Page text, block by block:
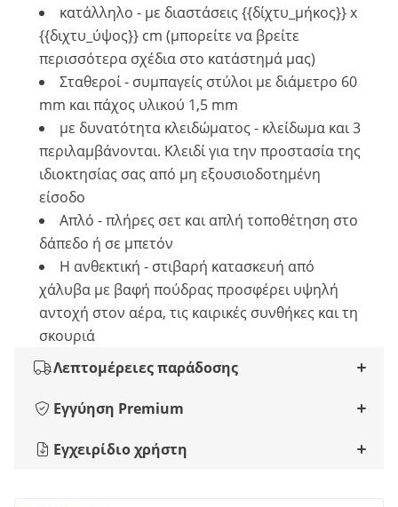
κατάλληλο - με διαστάσεις {{δίχτυ_μήκος}} x
{{διχτυ_ύψος}} cm (μπορείτε να βρείτε
περισσότερα σχέδια στο κατάστημά μας)
Σταθεροί - συμπαγείς στύλοι με διάμετρο 60
mm και πάχος υλικού 1,5 mm
με δυνατότητα κλειδώματος - κλείδωμα και 3
περιλαμβάνονται. Κλειδί για την προστασία της
ιδιοκτησίας σας από μη εξουσιοδοτημένη
είσοδο
Απλό - πλήρες σετ και απλή τοποθέτηση στο
δάπεδο ή σε μπετόν
Η ανθεκτική - στιβαρή κατασκευή από
χάλυβα με βαφή πούδρας προσφέρει υψηλή
αντοχή στον αέρα, τις καιρικές συνθήκες και τη
σκουριά
Λεπτομέρειες παράδοσης
Εγγύηση Premium
Εγχειρίδιο χρήστη